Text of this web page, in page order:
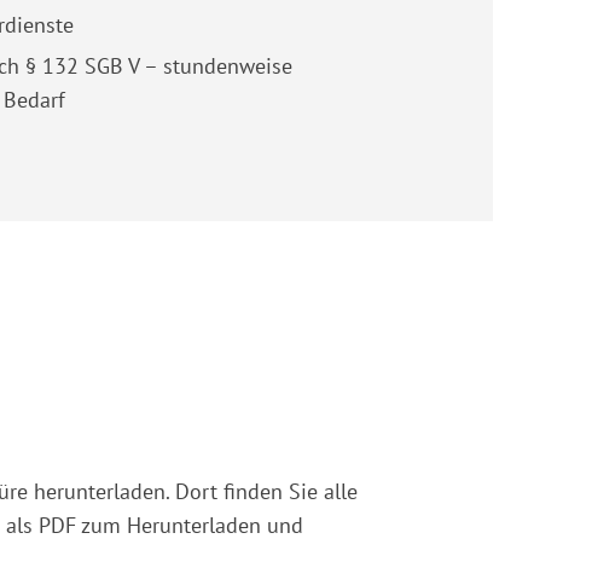
§ 132 SGB V – stundenweise
herunterladen. Dort finden Sie alle
PDF zum Herunterladen und